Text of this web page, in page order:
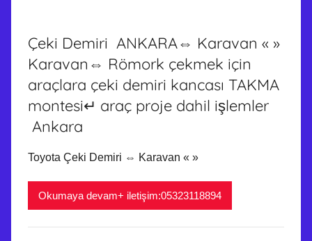
Çeki Demiri ANKARA⇔ Karavan « »
Karavan⇔ Römork çekmek için
araçlara çeki demiri kancası TAKMA
montesi↵ araç proje dahil işlemler
Ankara
Toyota Çeki Demiri ⇔ Karavan « »
Okumaya devam+ iletişim:05323118894